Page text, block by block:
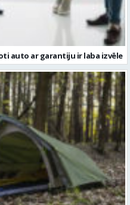
tehniskie parametri un